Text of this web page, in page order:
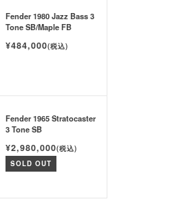
Fender 1980 Jazz Bass 3
Tone SB/Maple FB
¥484,000(税込)
Fender 1965 Stratocaster
3 Tone SB
¥2,980,000(税込)
SOLD OUT